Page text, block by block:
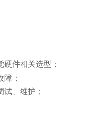
件相关选型；
；
、维护；